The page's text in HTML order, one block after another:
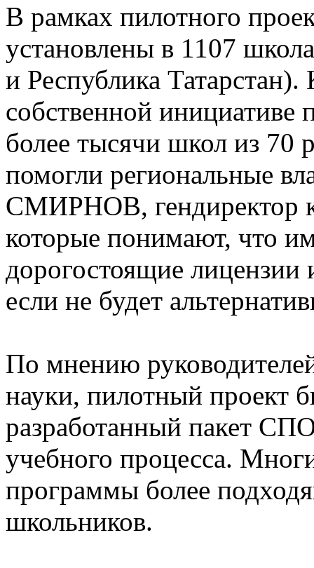
В рамках пилотного
установлены в 1107
и Республика
собственной инициативе
более тысячи школ из 70
помогли региональные
СМИРНОВ, гендиректор
которые понимают, что
дорогостоящие
если не будет
По мнению
науки, пилотный проект
разработанный пакет
учебного процесса.
программы более
школьников.